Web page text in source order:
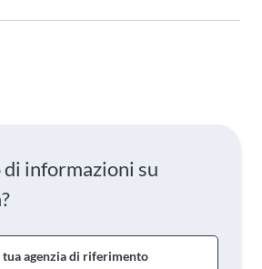
di informazioni su
tua agenzia di riferimento